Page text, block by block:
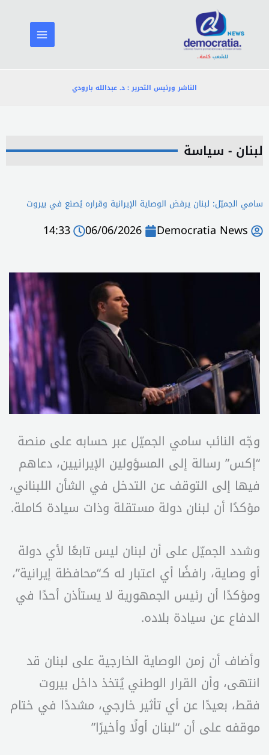
المحتوى
الناشر ورئيس التحرير : د. عبدالله بارودي
لبنان - سياسة
سامي الجميّل: لبنان يرفض الوصاية الإيرانية وقراره يُصنع في بيروت
Democratia News
06/06/2026
14:33
وجّه النائب سامي الجميّل عبر حسابه على منصة
“إكس” رسالة إلى المسؤولين الإيرانيين، دعاهم
فيها إلى التوقف عن التدخل في الشأن اللبناني،
مؤكدًا أن لبنان دولة مستقلة وذات سيادة كاملة.
وشدد الجميّل على أن لبنان ليس تابعًا لأي دولة
أو وصاية، رافضًا أي اعتبار له كـ“محافظة إيرانية”،
ومؤكدًا أن رئيس الجمهورية لا يستأذن أحدًا في
الدفاع عن سيادة بلاده.
وأضاف أن زمن الوصاية الخارجية على لبنان قد
انتهى، وأن القرار الوطني يُتخذ داخل بيروت
فقط، بعيدًا عن أي تأثير خارجي، مشددًا في ختام
موقفه على أن “لبنان أولًا وأخيرًا”